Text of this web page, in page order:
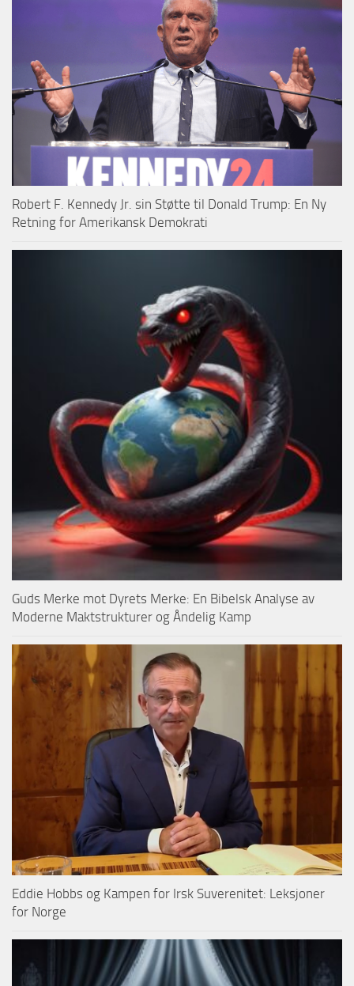
Robert F. Kennedy Jr. sin Støtte til Donald Trump: En Ny
Retning for Amerikansk Demokrati
Guds Merke mot Dyrets Merke: En Bibelsk Analyse av
Moderne Maktstrukturer og Åndelig Kamp
Eddie Hobbs og Kampen for Irsk Suverenitet: Leksjoner
for Norge